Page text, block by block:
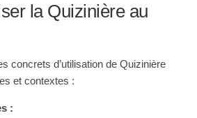
la Quizinière au
concrets d’utilisation de Quizinière
et contextes :
: